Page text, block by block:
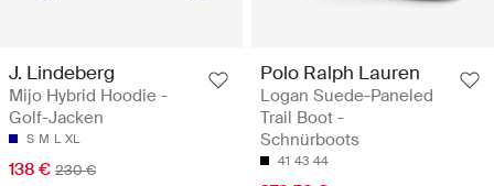
J. Lindeberg
Mijo Hybrid Hoodie -
Golf-Jacken
S M L XL
138 € 230 €
Polo Ralph Lauren
Logan Suede-Paneled
Trail Boot -
Schnürboots
41 43 44